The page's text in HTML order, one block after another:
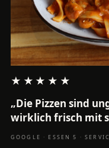
★★★★★
„Die Pizzen sind
wirklich frisch mit
GOOGLE · ESSEN 5 ·